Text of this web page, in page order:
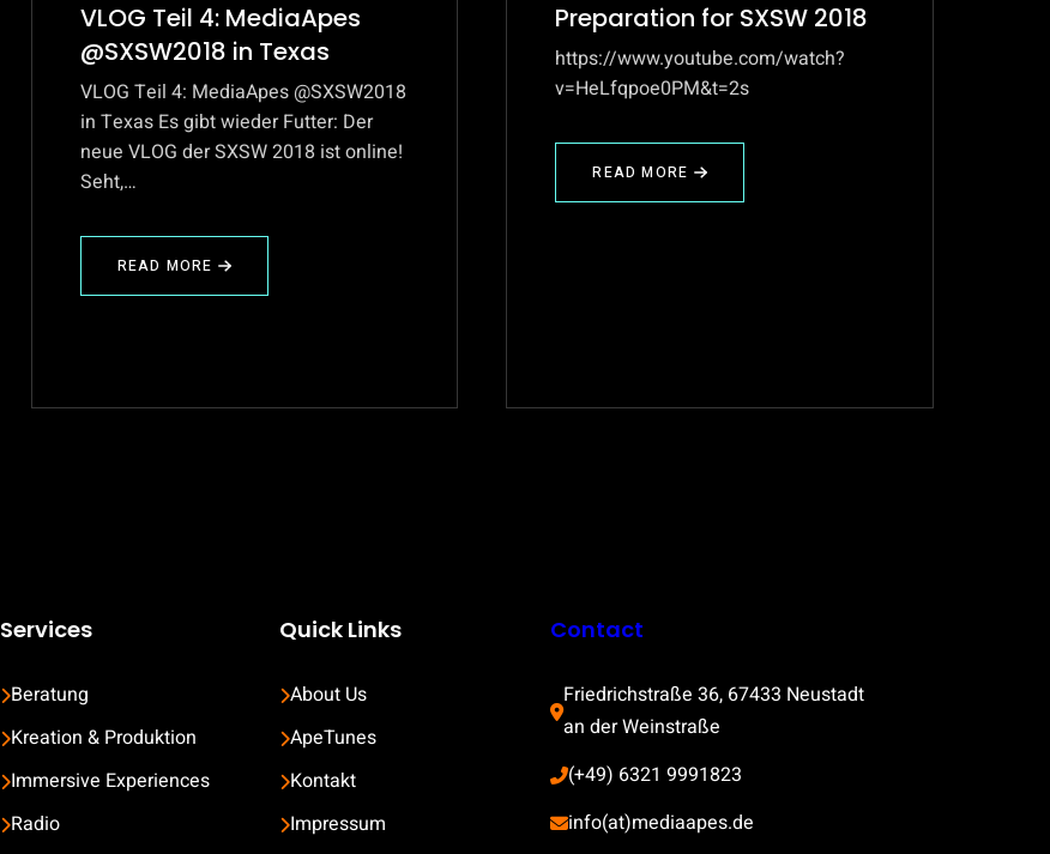
VLOG Teil 4: MediaApes
@SXSW2018 in Texas
VLOG Teil 4: MediaApes @SXSW2018
in Texas Es gibt wieder Futter: Der
neue VLOG der SXSW 2018 ist online!
Seht,…
READ MORE
ABOUT
VLOG
IN
Preparation for SXSW 2018
https://www.youtube.com/watch?
v=HeLfqpoe0PM&t=2s
READ MORE
ABOUT
PREPARATION
Services
Beratung
Kreation & Produktion
Immersive Experiences
Radio
Quick Links
About Us
ApeTunes
Kontakt
Impressum
Contact
Friedrichstraße 36, 67433 Neustadt
an der Weinstraße
(+49) 6321 9991823
info(at)mediaapes.de